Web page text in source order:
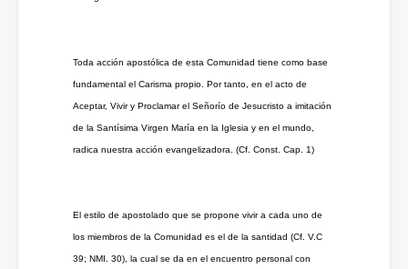
Toda acción apostólica de esta Comunidad tiene como base
fundamental el Carisma propio. Por tanto, en el acto de
Aceptar, Vivir y Proclamar el Señorío de Jesucristo a imitación
de la Santísima Virgen María en la Iglesia y en el mundo,
radica nuestra acción evangelizadora. (Cf. Const. Cap. 1)
El estilo de apostolado que se propone vivir a cada uno de
los miembros de la Comunidad es el de la santidad (Cf. V.C
39; NMI. 30), la cual se da en el encuentro personal con